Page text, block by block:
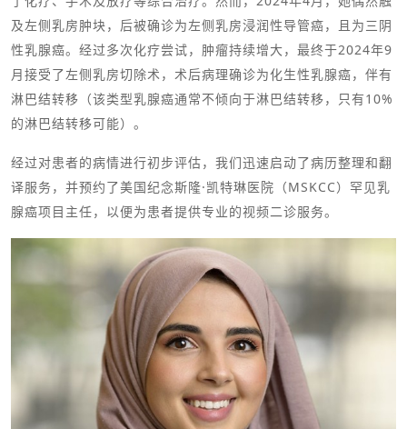
及左侧乳房肿块，后被确诊为左侧乳房浸润性导管癌，且为三阴
性乳腺癌。经过多次化疗尝试，肿瘤持续增大，最终于2024年9
月接受了左侧乳房切除术，术后病理确诊为化生性乳腺癌，伴有
淋巴结转移（该类型乳腺癌通常不倾向于淋巴结转移，只有10%
的淋巴结转移可能）。
经过对患者的病情进行初步评估，我们迅速启动了病历整理和翻
译服务，并预约了美国纪念斯隆·凯特琳医院（MSKCC）罕见乳
腺癌项目主任，以便为患者提供专业的视频二诊服务。